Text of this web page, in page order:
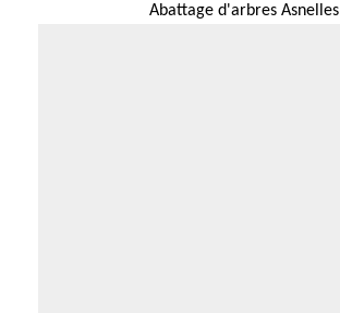
Abattage d'arbres Asnelles